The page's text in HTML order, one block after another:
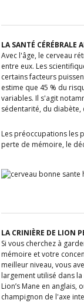
LA SANTÉ CÉRÉBRALE
Avec l'âge, le cerveau
entre eux. Les
certains facteurs
estime que 45 % du
variables. Il s'agit
sédentarité, du
Les préoccupations les
perte de mémoire, le
LA CRINIÈRE DE LION
Si vous cherchez à
mémoire et votre
meilleur niveau, vous
largement utilisé dans
Lion’s Mane en anglais,
champignon de l'axe